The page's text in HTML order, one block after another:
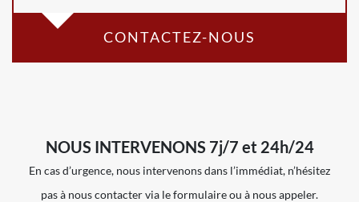
CONTACTEZ-NOUS
NOUS INTERVENONS 7j/7 et 24h/24
En cas d’urgence, nous intervenons dans l’immédiat, n’hésitez
pas à nous contacter via le formulaire ou à nous appeler.